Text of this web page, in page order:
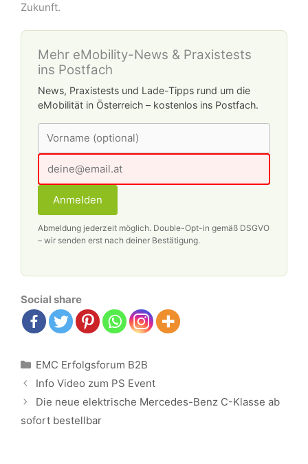
Zukunft.
Mehr eMobility-News & Praxistests
ins Postfach
News, Praxistests und Lade-Tipps rund um die
eMobilität in Österreich – kostenlos ins Postfach.
Anmelden
Abmeldung jederzeit möglich. Double-Opt-in gemäß DSGVO
– wir senden erst nach deiner Bestätigung.
Social share
Kategorien
EMC Erfolgsforum B2B
Beitrags-
Navigation
Info Video zum PS Event
Die neue elektrische Mercedes-Benz C-Klasse ab
sofort bestellbar